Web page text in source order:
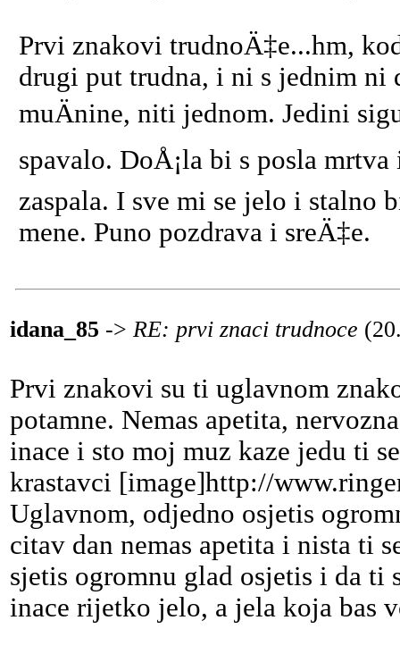
Prvi znakovi trudnoÄ‡e...hm,
drugi put trudna, i ni s jednim ni
muÄnine, niti jednom. Jedini
spavalo. DoÅ¡la bi s posla mrtva
zaspala. I sve mi se jelo i stalno
mene. Puno pozdrava i sreÄ‡e.
idana_85 -> RE: prvi znaci trudnoce
Prvi znakovi su ti uglavnom
potamne. Nemas apetita,
inace i sto moj muz kaze jedu ti
krastavci [image]http://
Uglavnom, odjedno osjetis
citav dan nemas apetita i nista ti
sjetis ogromnu glad osjetis i da ti
inace rijetko jelo, a jela koja bas